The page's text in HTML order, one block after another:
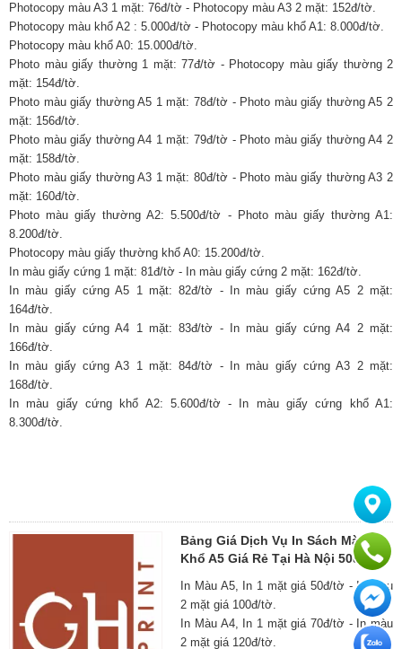
Photocopy màu A3 1 mặt: 76đ/tờ - Photocopy màu A3 2 mặt: 152đ/tờ.
Photocopy màu khổ A2 : 5.000đ/tờ - Photocopy màu khổ A1: 8.000đ/tờ.
Photocopy màu khổ A0: 15.000đ/tờ.
Photo màu giấy thường 1 mặt: 77đ/tờ - Photocopy màu giấy thường 2
mặt: 154đ/tờ.
Photo màu giấy thường A5 1 mặt: 78đ/tờ - Photo màu giấy thường A5 2
mặt: 156đ/tờ.
Photo màu giấy thường A4 1 mặt: 79đ/tờ - Photo màu giấy thường A4 2
mặt: 158đ/tờ.
Photo màu giấy thường A3 1 mặt: 80đ/tờ - Photo màu giấy thường A3 2
mặt: 160đ/tờ.
Photo màu giấy thường A2: 5.500đ/tờ - Photo màu giấy thường A1:
8.200đ/tờ.
Photocopy màu giấy thường khổ A0: 15.200đ/tờ.
In màu giấy cứng 1 mặt: 81đ/tờ - In màu giấy cứng 2 mặt: 162đ/tờ.
In màu giấy cứng A5 1 mặt: 82đ/tờ - In màu giấy cứng A5 2 mặt:
164đ/tờ.
In màu giấy cứng A4 1 mặt: 83đ/tờ - In màu giấy cứng A4 2 mặt:
166đ/tờ.
In màu giấy cứng A3 1 mặt: 84đ/tờ - In màu giấy cứng A3 2 mặt:
168đ/tờ.
In màu giấy cứng khổ A2: 5.600đ/tờ - In màu giấy cứng khổ A1:
8.300đ/tờ.
Bảng Giá Dịch Vụ In Sách Màu
Khổ A5 Giá Rẻ Tại Hà Nội 50đ/tờ
In Màu A5, In 1 mặt giá 50đ/tờ - In màu
2 mặt giá 100đ/tờ.
In Màu A4, In 1 mặt giá 70đ/tờ - In màu
2 mặt giá 120đ/tờ.